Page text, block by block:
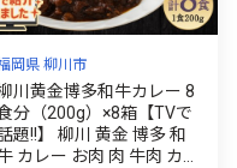
岡県 柳川市
川黄金博多和牛カレー 8
分（200g）×8箱【TVで
題!!】 柳川 黄金 博多 和
カレー お肉 肉 牛肉 カ